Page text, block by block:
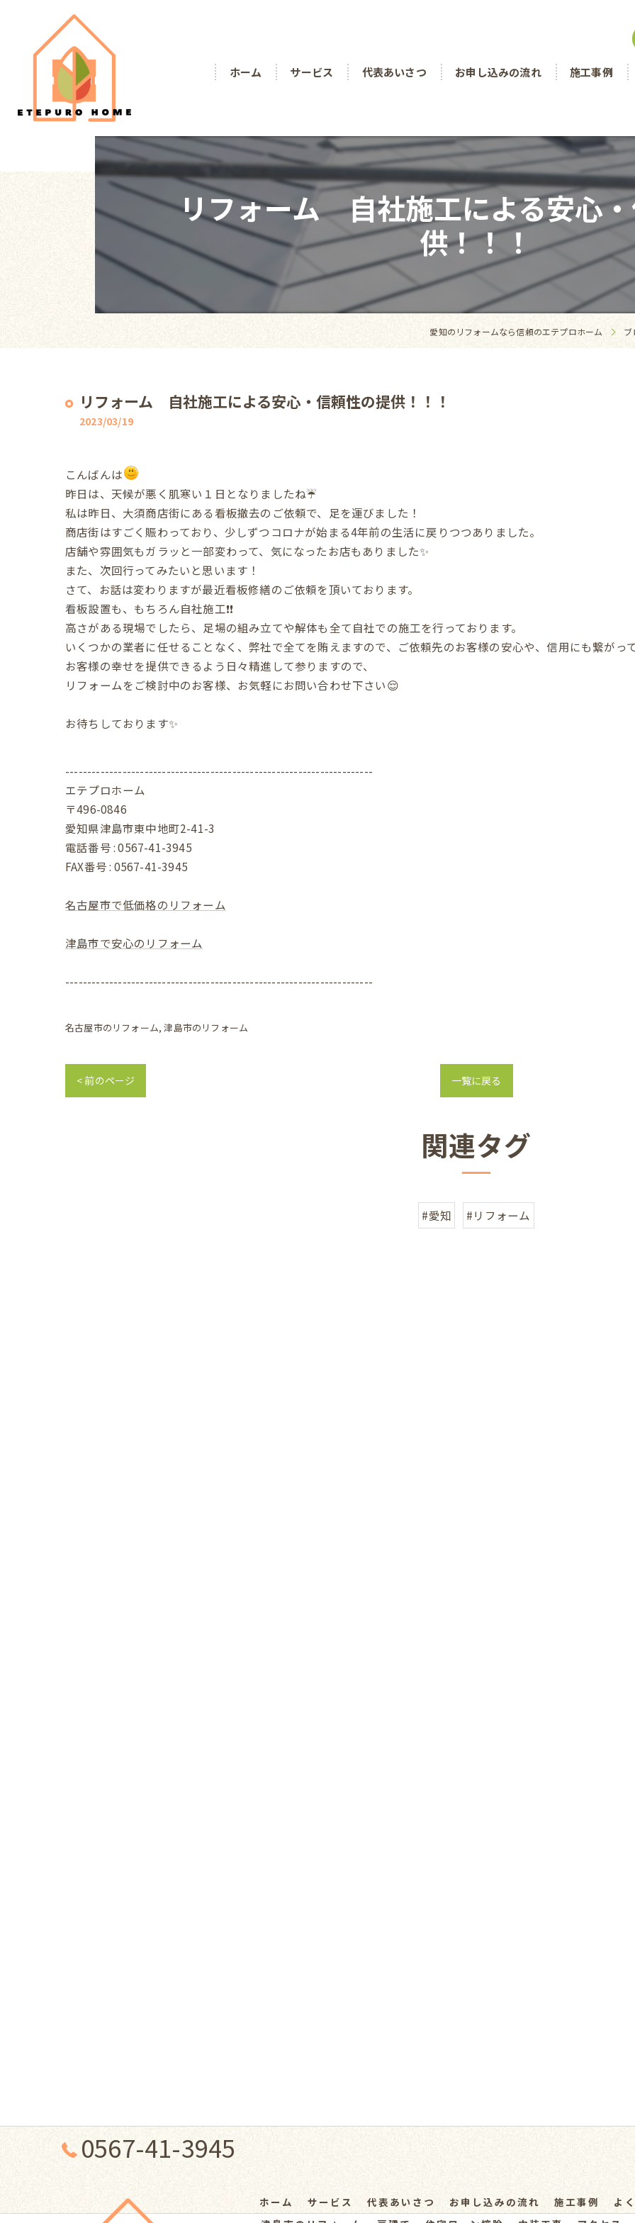
ホーム サービス 代表あいさつ お申し込みの流れ 施工事例
リフォーム 自社施工による安心
供！！！
愛知のリフォームなら信頼のエテプロホーム ブ
リフォーム 自社施工による安心・信頼性の提供！！！
2023/03/19
こんばんは
昨日は、天候が悪く肌寒い１日となりましたね☔
私は昨日、大須商店街にある看板撤去のご依頼で、足を運びました！
商店街はすごく賑わっており、少しずつコロナが始まる4年前の生活に戻りつつありました。
店舗や雰囲気もガラッと一部変わって、気になったお店もありました✨
また、次回行ってみたいと思います！
さて、お話は変わりますが最近看板修繕のご依頼を頂いております。
看板設置も、もちろん自社施工❗❗
高さがある現場でしたら、足場の組み立てや解体も全て自社での施工を行っております。
いくつかの業者に任せることなく、弊社で全てを賄えますので、ご依頼先のお客様の安心や、信用にも繋がっ
お客様の幸せを提供できるよう日々精進して参りますので、
リフォームをご検討中のお客様、お気軽にお問い合わせ下さい😌
お待ちしております✨
----------------------------------------------------------------------
エテプロホーム
〒496-0846
愛知県津島市東中地町2-41-3
電話番号 : 0567-41-3945
FAX番号 : 0567-41-3945
名古屋市で低価格のリフォーム
津島市で安心のリフォーム
----------------------------------------------------------------------
名古屋市のリフォーム 津島市のリフォーム
< 前のページ 一覧に戻る
関連タグ
#愛知 #リフォーム
0567-41-3945
ホーム サービス 代表あいさつ お申し込みの流れ 施工事例 よ